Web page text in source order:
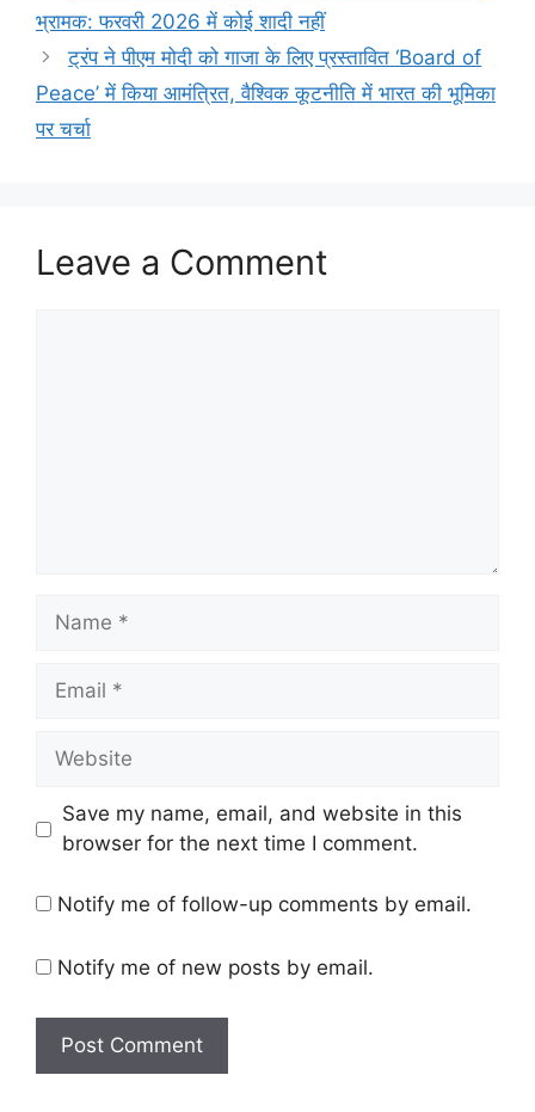
भ्रामक: फरवरी 2026 में कोई शादी नहीं
ट्रंप ने पीएम मोदी को गाजा के लिए प्रस्तावित ‘Board of
Peace’ में किया आमंत्रित, वैश्विक कूटनीति में भारत की भूमिका
पर चर्चा
Leave a Comment
Name
Email
Website
Save my name, email, and website in this
browser for the next time I comment.
Notify me of follow-up comments by email.
Notify me of new posts by email.